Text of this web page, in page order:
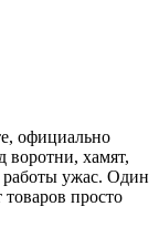
официально
воротни, хамят,
работы ужас. Один
товаров просто